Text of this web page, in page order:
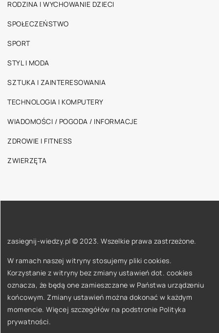
RODZINA I WYCHOWANIE DZIECI
SPOŁECZEŃSTWO
SPORT
STYL I MODA
SZTUKA I ZAINTERESOWANIA
TECHNOLOGIA I KOMPUTERY
WIADOMOŚCI / POGODA / INFORMACJE
ZDROWIE I FITNESS
ZWIERZĘTA
zasiegnij-wiedzy.pl © 2023. Wszelkie prawa zastrzeżone.
W ramach naszej witryny stosujemy pliki cookies.
Korzystanie z witryny bez zmiany ustawień dot. cookies
oznacza, że będą one zamieszczane w Państwa urządzeniu
końcowym. Zmiany ustawień można dokonać w każdym
momencie. Więcej szczegółów na podstronie Polityka
prywatności.